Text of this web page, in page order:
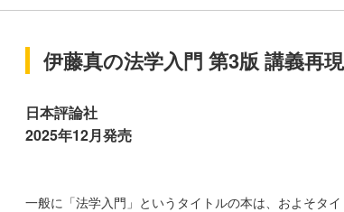
伊藤真の法学入門 第3版 講義再
日本評論社
2025年12月発売
一般に「法学入門」というタイトルの本は、およそタ